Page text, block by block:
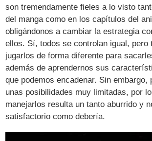
son tremendamente fieles a lo visto
del manga como en los capítulos del
obligándonos a cambiar la estrategia
ellos. Sí, todos se controlan igual, pero
jugarlos de forma diferente para
además de aprendernos sus
que podemos encadenar. Sin embargo,
unas posibilidades muy limitadas, por
manejarlos resulta un tanto aburrido y
satisfactorio como debería.